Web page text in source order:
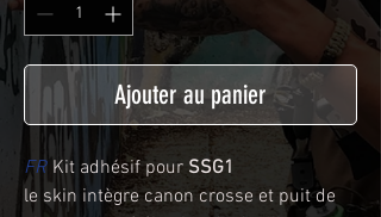
Ajouter au panier
FR Kit adhésif pour SSG1
le skin intègre canon crosse et puit de